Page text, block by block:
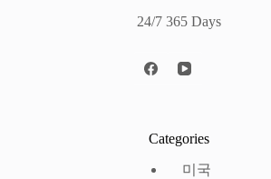
24/7 365 Days
Categories
미국